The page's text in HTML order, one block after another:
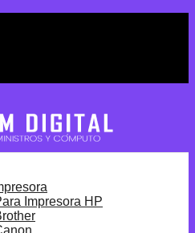
Impresora HP